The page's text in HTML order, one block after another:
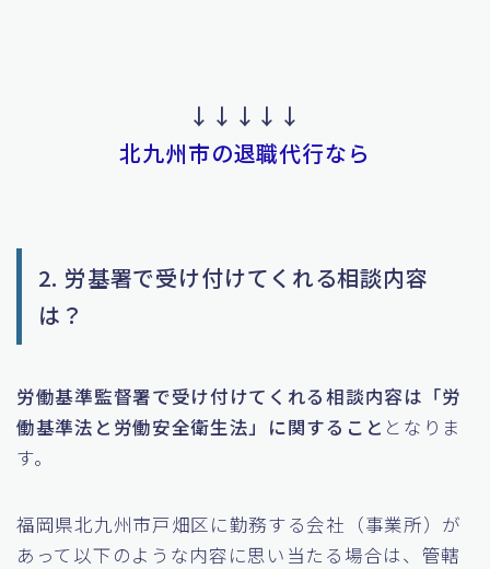
↓↓↓↓↓
北九州市の退職代行なら
2. 労基署で受け付けてくれる相談内容
は？
労働基準監督署で受け付けてくれる相談内容は「労
働基準法と労働安全衛生法」に関すること となりま
す。
福岡県北九州市戸畑区に勤務する会社（事業所）が
あって以下のような内容に思い当たる場合は、管轄